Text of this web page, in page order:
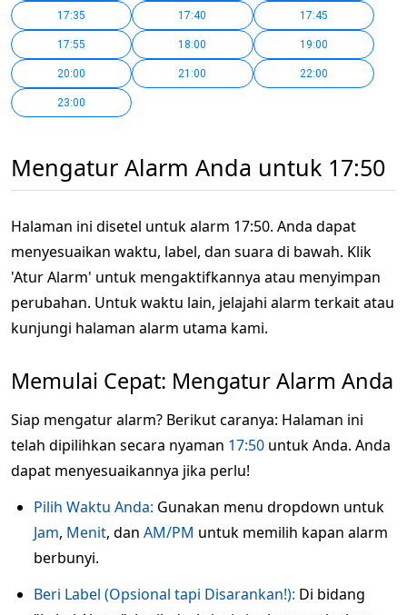
17:35 17:40 17:45
17:55 18:00 19:00
20:00 21:00 22:00
23:00
Mengatur Alarm Anda untuk 17:50
Halaman ini disetel untuk alarm 17:50. Anda dapat
menyesuaikan waktu, label, dan suara di bawah. Klik
'Atur Alarm' untuk mengaktifkannya atau menyimpan
perubahan. Untuk waktu lain, jelajahi alarm terkait atau
kunjungi halaman alarm utama kami.
Memulai Cepat: Mengatur Alarm Anda
Siap mengatur alarm? Berikut caranya: Halaman ini
telah dipilihkan secara nyaman 17:50 untuk Anda. Anda
dapat menyesuaikannya jika perlu!
Pilih Waktu Anda: Gunakan menu dropdown untuk
Jam, Menit, dan AM/PM untuk memilih kapan alarm
berbunyi.
Beri Label (Opsional tapi Disarankan!): Di bidang